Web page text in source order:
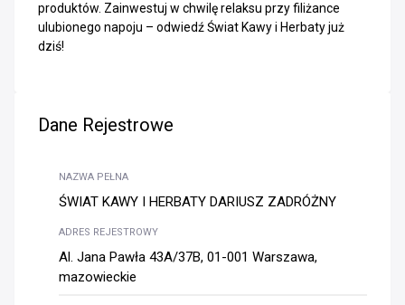
produktów. Zainwestuj w chwilę relaksu przy filiżance
ulubionego napoju – odwiedź Świat Kawy i Herbaty już
dziś!
Dane Rejestrowe
NAZWA PEŁNA
ŚWIAT KAWY I HERBATY DARIUSZ ZADRÓŻNY
ADRES REJESTROWY
Al. Jana Pawła 43A/37B, 01-001 Warszawa,
mazowieckie